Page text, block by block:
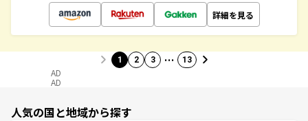
詳細を見る
1 2 3 … 13
AD
AD
人気の国と地域から探す